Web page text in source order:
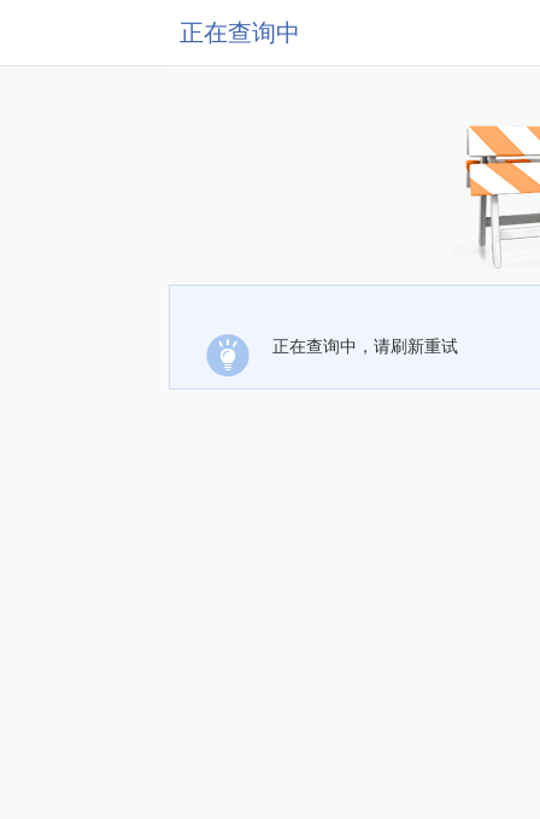
正在查询中
正在查询中，请刷新重试